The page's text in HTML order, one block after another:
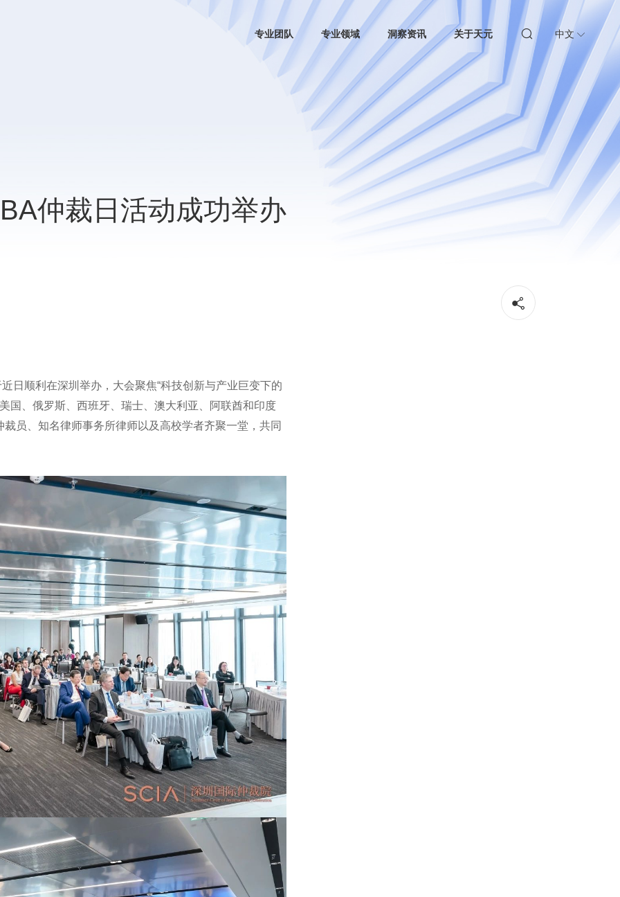
专业团队 专业领域 洞察资讯 关于天元 中文
仲裁日活动成功举办
日顺利在深圳举办，大会聚焦“科技创新与产业巨变下的
国、俄罗斯、西班牙、瑞士、澳大利亚、阿联酋和印度
员、知名律师事务所律师以及高校学者齐聚一堂，共同